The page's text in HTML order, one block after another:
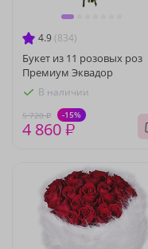
4.9 (834)
Букет из 11 розовых роз
Премиум Эквадор
В наличии
5 720 ₽ -15%
4 860 ₽